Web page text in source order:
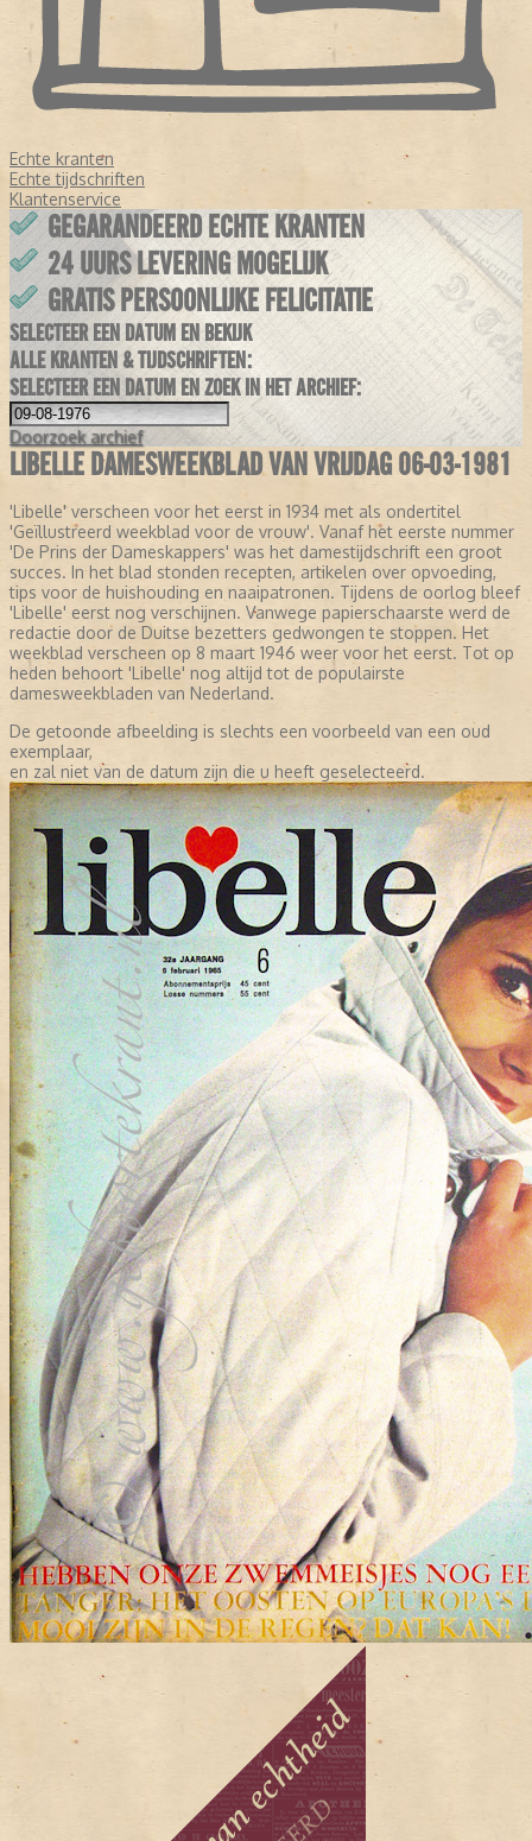
Echte kranten
Echte tijdschriften
Klantenservice
GEGARANDEERD ECHTE KRANTEN
24 UURS LEVERING MOGELIJK
GRATIS PERSOONLIJKE FELICITATIE
SELECTEER EEN DATUM EN BEKIJK
ALLE KRANTEN & TIJDSCHRIFTEN:
SELECTEER EEN DATUM EN ZOEK IN HET ARCHIEF:
Doorzoek archief
LIBELLE DAMESWEEKBLAD VAN VRIJDAG 06-03-1981
'Libelle' verscheen voor het eerst in 1934 met als ondertitel
'Geïllustreerd weekblad voor de vrouw'. Vanaf het eerste nummer
'De Prins der Dameskappers' was het damestijdschrift een groot
succes. In het blad stonden recepten, artikelen over opvoeding,
tips voor de huishouding en naaipatronen. Tijdens de oorlog bleef
'Libelle' eerst nog verschijnen. Vanwege papierschaarste werd de
redactie door de Duitse bezetters gedwongen te stoppen. Het
weekblad verscheen op 8 maart 1946 weer voor het eerst. Tot op
heden behoort 'Libelle' nog altijd tot de populairste
damesweekbladen van Nederland.
De getoonde afbeelding is slechts een voorbeeld van een oud
exemplaar,
en zal niet van de datum zijn die u heeft geselecteerd.